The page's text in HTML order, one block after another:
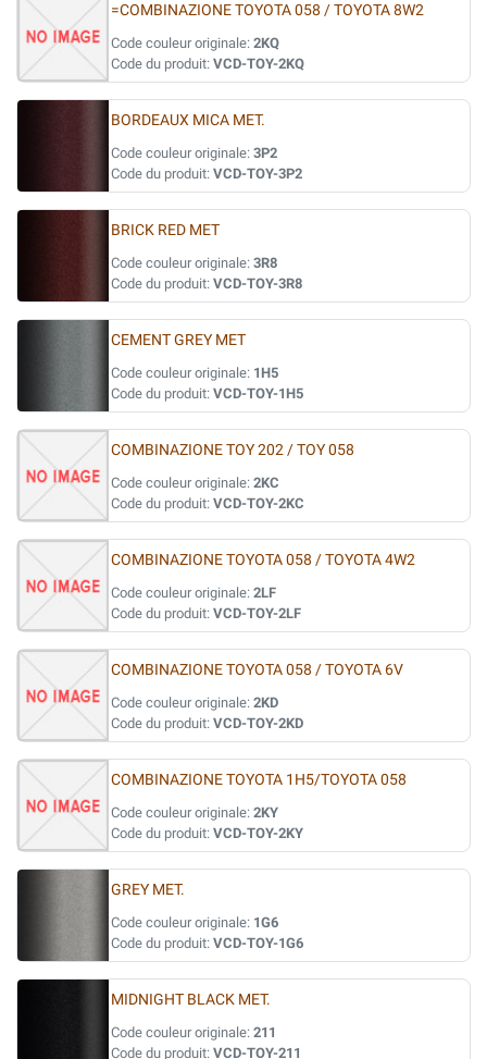
=COMBINAZIONE TOYOTA 058 / TOYOTA 8W2
Code couleur originale: 2KQ
Code du produit: VCD-TOY-2KQ
BORDEAUX MICA MET.
Code couleur originale: 3P2
Code du produit: VCD-TOY-3P2
BRICK RED MET
Code couleur originale: 3R8
Code du produit: VCD-TOY-3R8
CEMENT GREY MET
Code couleur originale: 1H5
Code du produit: VCD-TOY-1H5
COMBINAZIONE TOY 202 / TOY 058
Code couleur originale: 2KC
Code du produit: VCD-TOY-2KC
COMBINAZIONE TOYOTA 058 / TOYOTA 4W2
Code couleur originale: 2LF
Code du produit: VCD-TOY-2LF
COMBINAZIONE TOYOTA 058 / TOYOTA 6V
Code couleur originale: 2KD
Code du produit: VCD-TOY-2KD
COMBINAZIONE TOYOTA 1H5/TOYOTA 058
Code couleur originale: 2KY
Code du produit: VCD-TOY-2KY
GREY MET.
Code couleur originale: 1G6
Code du produit: VCD-TOY-1G6
MIDNIGHT BLACK MET.
Code couleur originale: 211
Code du produit: VCD-TOY-211